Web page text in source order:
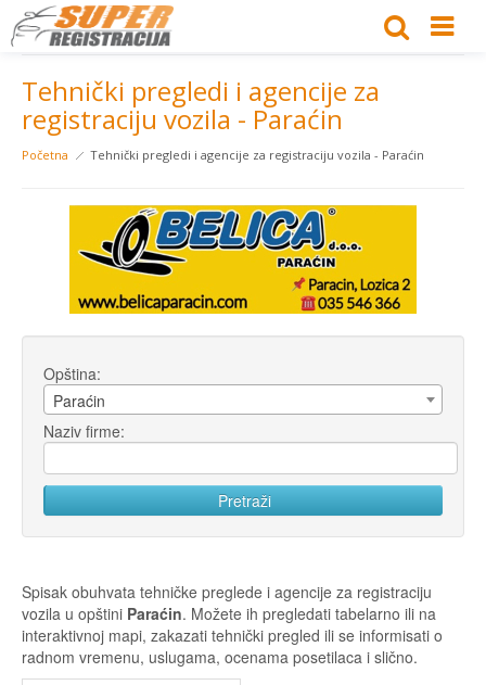
Tehnički pregledi i agencije za
registraciju vozila - Paraćin
Početna Tehnički pregledi i agencije za registraciju vozila - Paraćin
Opština:
Paraćin
Naziv firme:
Spisak obuhvata tehničke preglede i agencije za registraciju
vozila u opštini Paraćin. Možete ih pregledati tabelarno ili na
interaktivnoj mapi, zakazati tehnički pregled ili se informisati o
radnom vremenu, uslugama, ocenama posetilaca i slično.